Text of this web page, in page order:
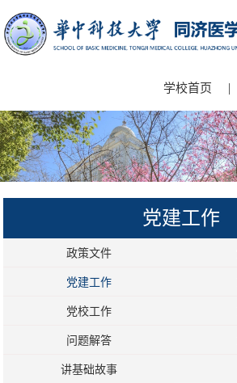
学校首页 |
党建工作
政策文件
党建工作
党校工作
问题解答
讲基础故事